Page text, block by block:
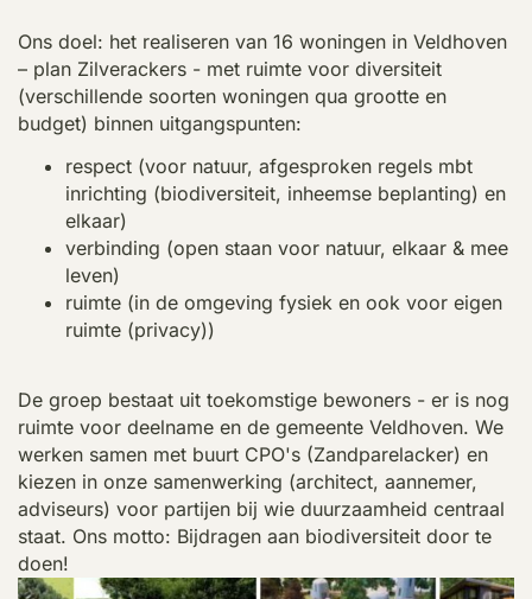
Ons doel: het realiseren van 16 woningen in Veldhoven
– plan Zilverackers - met ruimte voor diversiteit
(verschillende soorten woningen qua grootte en
budget) binnen uitgangspunten:
respect (voor natuur, afgesproken regels mbt
inrichting (biodiversiteit, inheemse beplanting) en
elkaar)
verbinding (open staan voor natuur, elkaar & mee
leven)
ruimte (in de omgeving fysiek en ook voor eigen
ruimte (privacy))
De groep bestaat uit toekomstige bewoners - er is nog
ruimte voor deelname en de gemeente Veldhoven. We
werken samen met buurt CPO's (Zandparelacker) en
kiezen in onze samenwerking (architect, aannemer,
adviseurs) voor partijen bij wie duurzaamheid centraal
staat. Ons motto: Bijdragen aan biodiversiteit door te
doen!